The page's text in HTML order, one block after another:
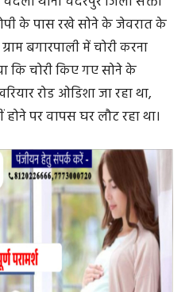
में लिया गया। वाहन
पंचु निषाद पिता गणेश राम
चंदली थाना चंदरपुर जिला सक्ती
के पास रखे सोने के जेवरात के
बगारपाली में चोरी करना
कि चोरी किए गए सोने के
रोड ओडिशा जा रहा था,
पर वापस घर लौट रहा था।